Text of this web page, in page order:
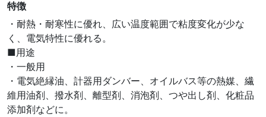
特徴
・耐熱・耐寒性に優れ、広い温度範囲で粘度変化が少な
く、電気特性に優れる。
■用途
・一般用
・電気絶縁油、計器用ダンバー、オイルバス等の熱媒、繊
維用油剤、撥水剤、離型剤、消泡剤、つや出し剤、化粧品
添加剤などに。